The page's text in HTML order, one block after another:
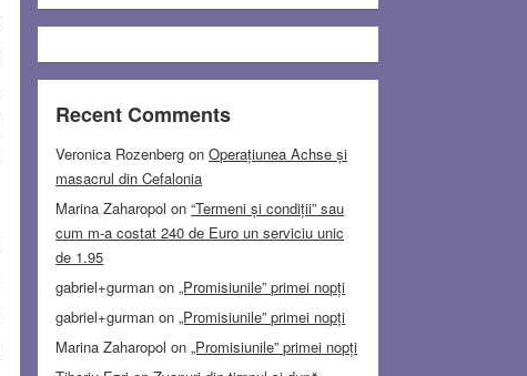
Recent Comments
Veronica Rozenberg onOperațiunea Achse și
masacrul din Cefalonia
Marina Zaharopol on“Termeni și condiții” sau
cum m-a costat 240 de Euro un serviciu unic
de 1.95
gabriel+gurman on„Promisiunile” primei nopți
gabriel+gurman on„Promisiunile” primei nopți
Marina Zaharopol on„Promisiunile” primei nopți